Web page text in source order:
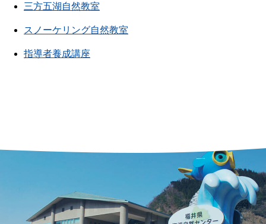
三方五湖自然教室
スノーケリング自然教室
指導者養成講座